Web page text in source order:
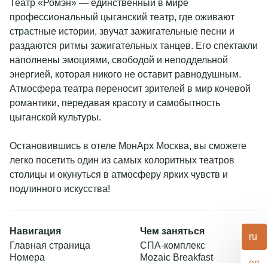
Свадьбы
Спец. мероприятия
СПА девичник
Отзывы
Завтраки в отеле
Мероприятия и конференции
Представительская гостиная
Фотографии
Партнеры
Блог
Правовая информация
+7 495 995 00 09
reservations@monarchhotels.ru
Telegram chat
MAX
Театр «Ромэн» — единственный в мире
профессиональный цыганский театр, где оживают
страстные истории, звучат зажигательные песни и
раздаются ритмы зажигательных танцев. Его спектакли
наполнены эмоциями, свободой и неподдельной
энергией, которая никого не оставит равнодушным.
Атмосфера театра переносит зрителей в мир кочевой
романтики, передавая красоту и самобытность
цыганской культуры.
Остановившись в отеле МонАрх Москва, вы сможете
легко посетить один из самых колоритных театров
столицы и окунуться в атмосферу ярких чувств и
подлинного искусства!
Навигация
Главная страница
Номера
Чем заняться
СПА-комплекс
Mozaic Breakfast
ru